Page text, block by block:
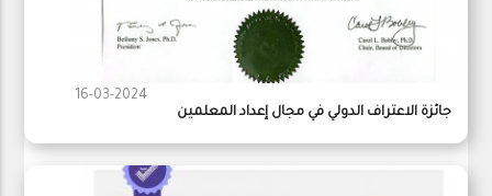
16-03-2024
جائزة الاعتراف الدولي في مجال إعداد المعلمين